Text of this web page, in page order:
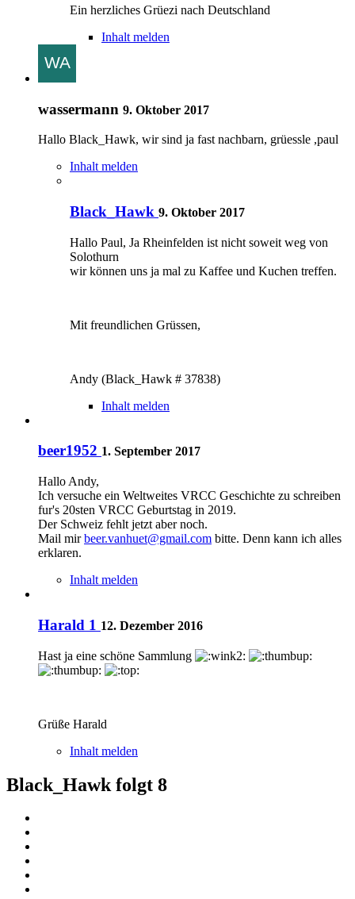
Ein herzliches Grüezi nach Deutschland
Inhalt melden
wassermann 9. Oktober 2017
Hallo Black_Hawk, wir sind ja fast nachbarn, grüessle ,paul
Inhalt melden
Black_Hawk 9. Oktober 2017
Hallo Paul, Ja Rheinfelden ist nicht soweit weg von
Solothurn
wir können uns ja mal zu Kaffee und Kuchen treffen.
Mit freundlichen Grüssen,
Andy (Black_Hawk # 37838)
Inhalt melden
beer1952 1. September 2017
Hallo Andy,
Ich versuche ein Weltweites VRCC Geschichte zu schreiben
fur's 20sten VRCC Geburtstag in 2019.
Der Schweiz fehlt jetzt aber noch.
Mail mirbeer.vanhuet@gmail.com bitte. Denn kann ich alles
erklaren.
Inhalt melden
Harald 1 12. Dezember 2016
Hast ja eine schöne Sammlung
Grüße Harald
Inhalt melden
Black_Hawk folgt 8